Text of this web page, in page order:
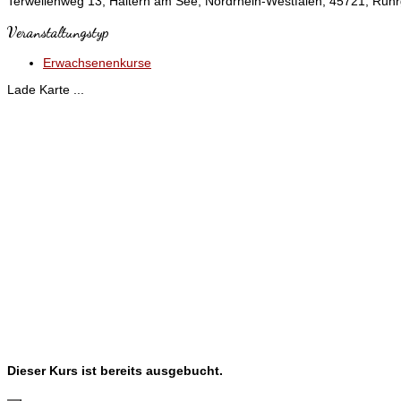
Veranstaltungstyp
Erwachsenenkurse
Lade Karte ...
Dieser Kurs ist bereits ausgebucht.